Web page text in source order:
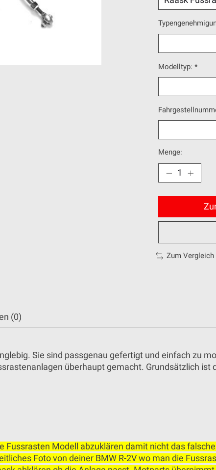
Modelltyp: *
Menge:
Zum Vergleich
(0)
Sie sind passgenau gefertigt und einfach zu
überhaupt gemacht. Grundsätzlich ist
Fussrasten Modell abzuklären damit nicht das
Foto von deiner BMW R-2V wo man die